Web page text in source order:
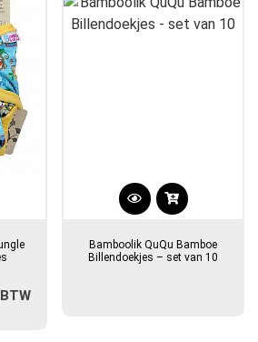
Bamboolik QuQu Bamboe
Billendoekjes – set van 10